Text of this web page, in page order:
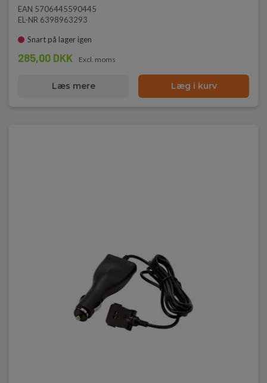
EAN 5706445590445
EL-NR 6398963293
Snart på lager igen
285,00 DKK Excl. moms
Læs mere Læg i kurv